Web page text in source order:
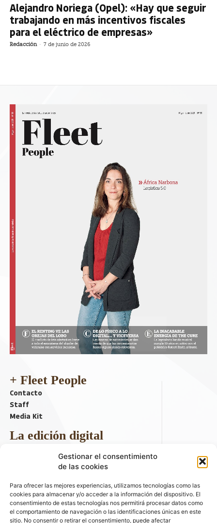
Gestionar el consentimiento
de las cookies
Para ofrecer las mejores experiencias, utilizamos tecnologías como las
cookies para almacenar y/o acceder a la información del dispositivo. El
consentimiento de estas tecnologías nos permitirá procesar datos como
el comportamiento de navegación o las identificaciones únicas en este
sitio. No consentir o retirar el consentimiento, puede afectar
Alejandro Noriega (Opel): «Hay que seguir
trabajando en más incentivos fiscales
para el eléctrico de empresas»
Redacción - 7 de junio de 2026
+ Fleet People
Contacto
Staff
Media Kit
La edición digital
Descargar último ejemplar
ir a hemeroteca
+ Contenido en redes sociales